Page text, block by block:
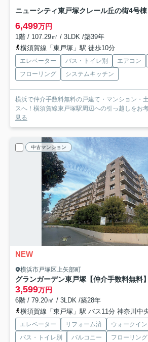
6,499万円
1階 / 107.29㎡ / 3LDK /築39年
横須賀線「東戸塚」駅 徒歩10分
エレベーター バス・トイレ別 エアコン
フローリング
システムキッチン
横浜で仲介手数料無料の戸建て・マンション・
スへ！横須賀線東戸塚駅周辺への引っ越しをお
見る
中古マンション
NEW
横浜市戸塚区上矢部町
3,599万円
6階 / 79.20㎡ / 3LDK /築28年
横須賀線「東戸塚」駅 バス11分 神奈川中央交通「富
エレベーター リフォーム済
ウォークイ
バス・トイレ別
バルコニー フローリング